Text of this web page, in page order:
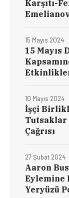
Karşıtı-
15 Mayıs
15 Mayıs 2024
İşçi
Tutsaklar
Çağrısı
10 Mayıs 2024
Aaron
Eylemine
Yeryüzü
27 Şubat 2024